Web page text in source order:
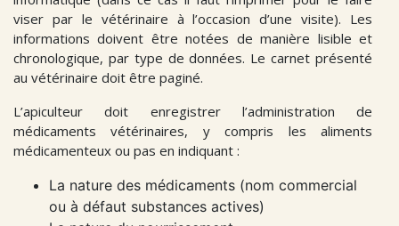
viser par le vétérinaire à l’occasion d’une visite). Les
informations doivent être notées de manière lisible et
chronologique, par type de données. Le carnet présenté
au vétérinaire doit être paginé.
L’apiculteur doit enregistrer l’administration de
médicaments vétérinaires, y compris les aliments
médicamenteux ou pas en indiquant :
La nature des médicaments (nom commercial
ou à défaut substances actives)